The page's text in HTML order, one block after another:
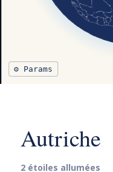
⚙ Params
Autriche
2 étoiles allumées